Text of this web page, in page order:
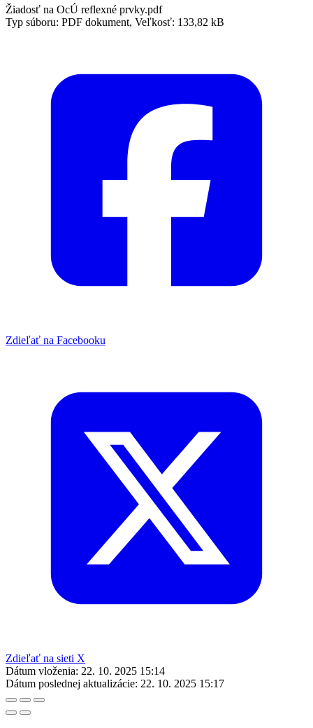
Žiadosť na OcÚ reflexné prvky.pdf
Typ súboru: PDF dokument, Veľkosť: 133,82 kB
Zdieľať na Facebooku
Zdieľať na sieti X
Dátum vloženia: 22. 10. 2025 15:14
Dátum poslednej aktualizácie: 22. 10. 2025 15:17